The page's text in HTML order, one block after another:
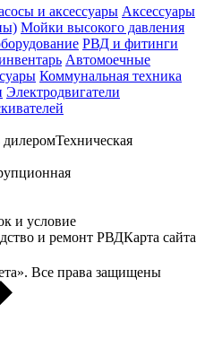
и аксессуары Аксессуары
Мойки высокого давления
РВД и фитинги
Автомоечные
Коммунальная техника
Электродвигатели
дилеромТехническая
и условие
и ремонт РВДКарта сайта
Все права защищены